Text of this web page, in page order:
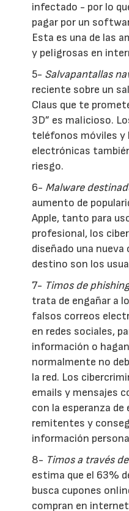
infectado - por lo
pagar por un
Esta es una de las
y peligrosas en
5- Salvapantallas
reciente sobre un
Claus que te
3D” es malicioso.
teléfonos móviles y
electrónicas
riesgo.
6- Malware
aumento de
Apple, tanto para
profesional, los
diseñado una nueva
destino son los
7- Timos de
trata de engañar a
falsos correos
en redes sociales,
información o
normalmente no
la red. Los
emails y mensajes
con la esperanza de
remitentes y
información
8- Timos a través
estima que el 63%
busca cupones
compran en